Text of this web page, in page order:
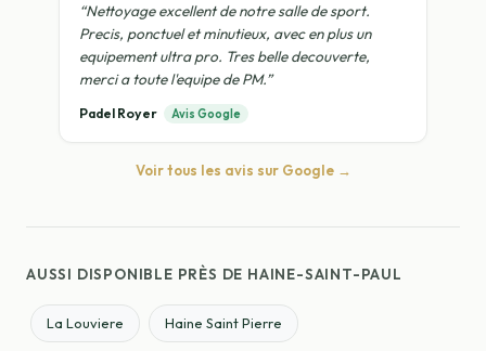
“Nettoyage excellent de notre salle de sport.
Precis, ponctuel et minutieux, avec en plus un
equipement ultra pro. Tres belle decouverte,
merci a toute l'equipe de PM.”
Padel Royer Avis Google
Voir tous les avis sur Google →
AUSSI DISPONIBLE PRÈS DE HAINE-SAINT-PAUL
La Louviere Haine Saint Pierre